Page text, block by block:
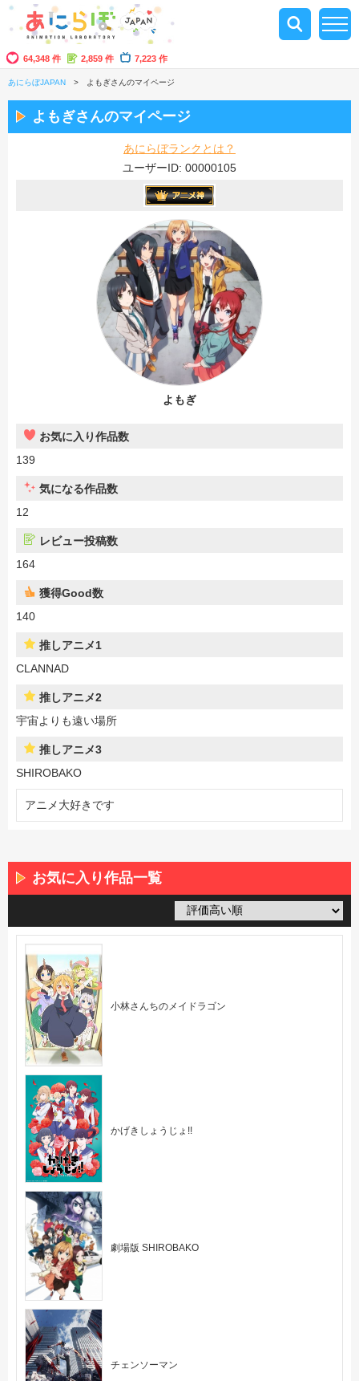
64,348 件 2,859 件 7,223 作
あにらぼJAPAN よもぎさんのマイページ
よもぎさんのマイページ
あにらぼランクとは？
ユーザーID: 00000105
よもぎ
お気に入り作品数
139
気になる作品数
12
レビュー投稿数
164
獲得Good数
140
推しアニメ1
CLANNAD
推しアニメ2
宇宙よりも遠い場所
推しアニメ3
SHIROBAKO
アニメ大好きです
お気に入り作品一覧
小林さんちのメイドラゴン
かげきしょうじょ!!
劇場版 SHIROBAKO
チェンソーマン